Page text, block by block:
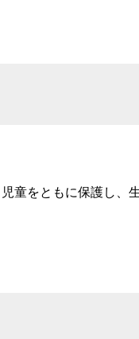
童をともに保護し